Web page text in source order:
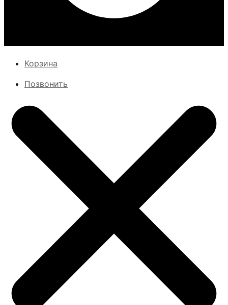
Корзина
Позвонить